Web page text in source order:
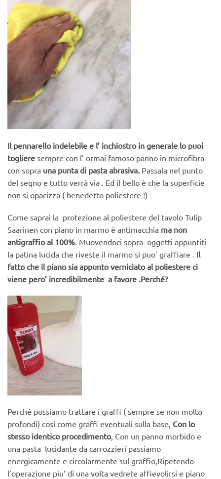
Il pennarello indelebile e l’ inchiostro in generale lo puoi
togliere sempre con l’ ormai famoso panno in microfibra
con sopra una punta di pasta abrasiva. Passala nel punto
del segno e tutto verrà via . Ed il bello è che la superficie
non si opacizza ( benedetto poliestere !)
Come saprai la protezione al poliestere del tavolo Tulip
Saarinen con piano in marmo è antimacchia ma non
antigraffio al 100%. Muovendoci sopra oggetti appuntiti
la patina lucida che riveste il marmo si puo’ graffiare . Il
fatto che il piano sia appunto verniciato al poliestere ci
viene pero’ incredibilmente a favore .Perché?
Perché possiamo trattare i graffi ( sempre se non molto
profondi) cosi come graffi eventuali sulla base, Con lo
stesso identico procedimento, Con un panno morbido e
una pasta lucidante da carrozzieri passiamo
energicamente e circolarmente sul graffio,Ripetendo
l’operazione piu’ di una volta vedrete affievolirsi e piano